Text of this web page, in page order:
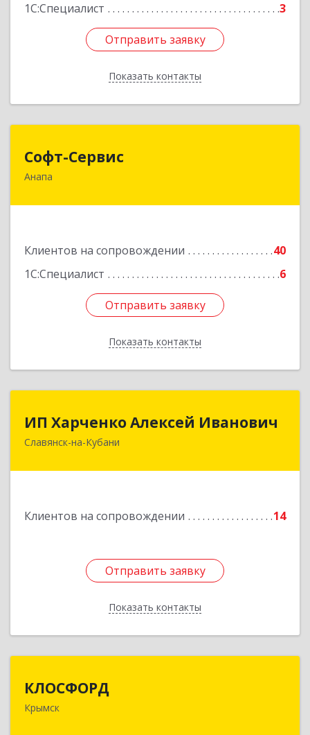
1С:Специалист
3
Отправить заявку
Показать контакты
Отправить заявку
Назад
Софт-Сервис
Анапа
Клиентов на сопровождении
40
1С:Специалист
6
Отправить заявку
Показать контакты
353440, Краснодарский край, Анапский р-н,
Отправить заявку
Назад
ИП Харченко Алексей Иванович
Славянск-на-Кубани
Клиентов на сопровождении 14
Отправить заявку
Показать контакты
ИП Харченко Алексей Иванович
353 579, Краснодарский край, ст.Петровская,
Отправить заявку
Назад
КЛОСФОРД
Крымск353380, Краснодарский край, Крымский р-н,